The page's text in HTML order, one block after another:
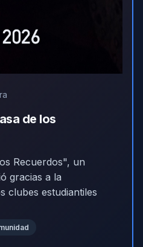
de los
Recuerdos", un
gracias a la
clubes estudiantiles